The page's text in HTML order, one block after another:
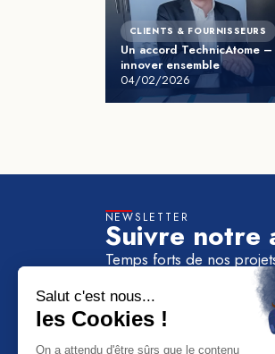
CLIENTS & FOURNISSEURS
Un accord TechnicAtome
innover ensemble
04/02/2026
NEWSLETTER
Suivre notre
Temps forts de nos
à la newsletter de